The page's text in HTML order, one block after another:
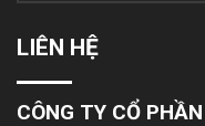
LIÊN HỆ
CÔNG TY CỔ